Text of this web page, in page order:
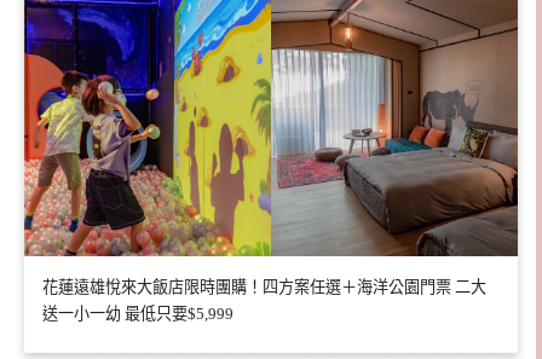
花蓮遠雄悅來大飯店限時團購！四方案任選＋海洋公園門票 二大
送一小一幼 最低只要$5,999